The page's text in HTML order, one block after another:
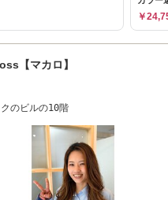
￥
【マカロ】
のビルの10階